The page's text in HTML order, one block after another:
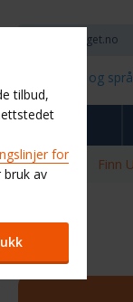
Velg land og
Finn
tilbud,
for
bruk av